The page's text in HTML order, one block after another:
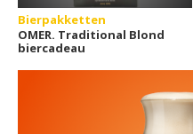
Bierpakketten
OMER. Traditional Blond
biercadeau